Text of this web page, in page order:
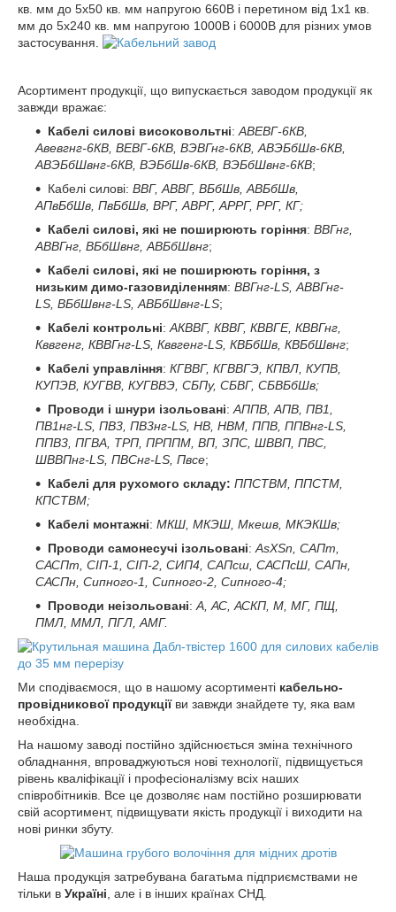
кв. мм до 5х50 кв. мм напругою 660В і перетином від 1х1 кв.
мм до 5х240 кв. мм напругою 1000В і 6000В для різних умов
застосування.
Асортимент продукції, що випускається заводом продукції як
завжди вражає:
Кабелі силові високовольтні: АВЕВГ-6КВ,
Авевгнг-6КВ, ВЕВГ-6КВ, ВЭВГнг-6КВ, АВЭБбШв-6КВ,
АВЭБбШвнг-6КВ, ВЭБбШв-6КВ, ВЭБбШвнг-6КВ;
Кабелі силові: ВВГ, АВВГ, ВБбШв, АВБбШв,
АПвБбШв, ПвБбШв, ВРГ, АВРГ, АРРГ, РРГ, КГ;
Кабелі силові, які не поширюють горіння: ВВГнг,
АВВГнг, ВБбШвнг, АВБбШвнг;
Кабелі силові, які не поширюють горіння, з
низьким димо-газовиділенням: ВВГнг-LS, АВВГнг-
LS, ВБбШвнг-LS, АВБбШвнг-LS;
Кабелі контрольні: АКВВГ, КВВГ, КВВГЕ, КВВГнг,
Кввгенг, КВВГнг-LS, Кввгенг-LS, КВБбШв, КВБбШвнг;
Кабелі управління: КГВВГ, КГВВГЭ, КПВЛ, КУПВ,
КУПЭВ, КУГВВ, КУГВВЭ, СБПу, СБВГ, СБВБбШв;
Проводи і шнури ізольовані: АППВ, АПВ, ПВ1,
ПВ1нг-LS, ПВ3, ПВ3нг-LS, НВ, НВМ, ППВ, ППВнг-LS,
ППВ3, ПГВА, ТРП, ПРППМ, ВП, ЗПС, ШВВП, ПВС,
ШВВПнг-LS, ПВСнг-LS, Пвсе;
Кабелі для рухомого складу: ППСТВМ, ППСТМ,
КПСТВМ;
Кабелі монтажні: МКШ, МКЭШ, Мкешв, МКЭКШв;
Проводи самонесучі ізольовані: AsXSn, САПт,
САСПт, СІП-1, СІП-2, СИП4, САПсш, САСПсШ, САПн,
САСПн, Сипного-1, Сипного-2, Сипного-4;
Проводи неізольовані: A, АС, АСКП, М, МГ, ПЩ,
ПМЛ, ММЛ, ПГЛ, АМГ.
Ми сподіваємося, що в нашому асортименті кабельно-
провідникової продукціїви завжди знайдете ту, яка вам
необхідна.
На нашому заводі постійно здійснюється зміна технічного
обладнання, впроваджуються нові технології, підвищується
рівень кваліфікації і професіоналізму всіх наших
співробітників. Все це дозволяє нам постійно розширювати
свій асортимент, підвищувати якість продукції і виходити на
нові ринки збуту.
Наша продукція затребувана багатьма підприємствами не
тільки в Україні , але і в інших країнах СНД.